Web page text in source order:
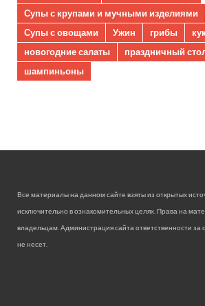
Супы с крупами и мучными изделиями
Супы с овощами
Ужин грибы
новогодние салаты
праздничный
шампиньоны
Все материалы на данном сайте взяты из открытых
исключительно в ознакомительных целях. Права на
владельцам. Администрация сайта ответственности
не несет.